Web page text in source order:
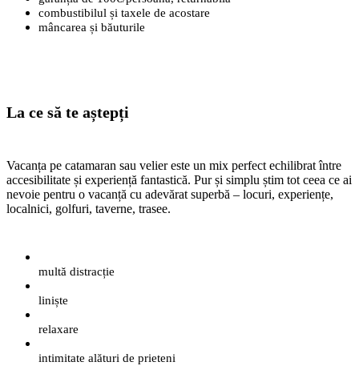
combustibilul și taxele de acostare
mâncarea și băuturile
La ce să te aștepți
Vacanța pe catamaran sau velier este un mix perfect echilibrat între
accesibilitate și experiență fantastică. Pur și simplu știm tot ceea ce ai
nevoie pentru o vacanță cu adevărat superbă – locuri, experiențe,
localnici, golfuri, taverne, trasee.
multă distracție
liniște
relaxare
intimitate alături de prieteni